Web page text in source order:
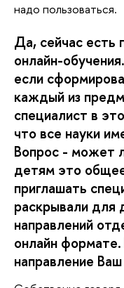
надо пользоваться.
Да, сейчас есть
онлайн-
если
каждый из
специалист в
что все науки
Вопрос - может
детям это
приглашать
раскрывали для
направлений
онлайн
направление